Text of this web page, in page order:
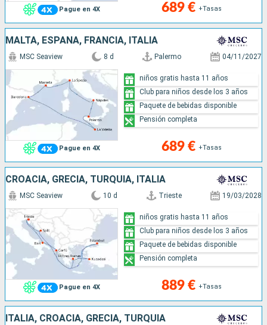
Pague en 4X 689 € +Tasas
MALTA, ESPAÑA, FRANCIA, ITALIA
Pague en 4X
MSC Seaview 8 d Palermo 04/11/2027
689 € +Tasas
niños gratis hasta 11 años
Club para niños desde los 3 años
Paquete de bebidas disponible
Pensión completa
CROACIA, GRECIA, TURQUÍA, ITALIA
Pague en 4X
MSC Seaview 10 d Trieste 19/03/2028
889 € +Tasas
niños gratis hasta 11 años
Club para niños desde los 3 años
Paquete de bebidas disponible
Pensión completa
ITALIA, CROACIA, GRECIA, TURQUÍA